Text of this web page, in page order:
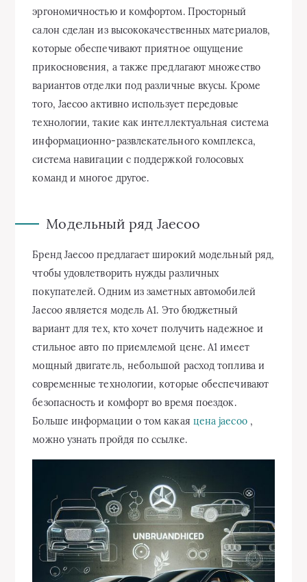
эргономичностью и комфортом. Просторный
салон сделан из высококачественных материалов,
которые обеспечивают приятное ощущение
прикосновения, а также предлагают множество
вариантов отделки под различные вкусы. Кроме
того, Jaecoo активно использует передовые
технологии, такие как интеллектуальная система
информационно-развлекательного комплекса,
система навигации с поддержкой голосовых
команд и многое другое.
Модельный ряд Jaecoo
Бренд Jaecoo предлагает широкий модельный ряд,
чтобы удовлетворить нужды различных
покупателей. Одним из заметных автомобилей
Jaecoo является модель A1. Это бюджетный
вариант для тех, кто хочет получить надежное и
стильное авто по приемлемой цене. A1 имеет
мощный двигатель, небольшой расход топлива и
современные технологии, которые обеспечивают
безопасность и комфорт во время поездок.
Больше информации о том какая цена jaecoo ,
можно узнать пройдя по ссылке.